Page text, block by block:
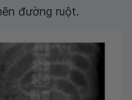
đường ruột.